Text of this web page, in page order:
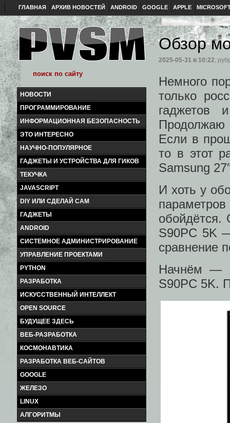
ГЛАВНАЯ АРХИВ НОВОСТЕЙ ANDROID GOOGLE APPLE
НОВОСТИ
ПРОГРАММИРОВАНИЕ
ИНФОРМАЦИОННАЯ БЕЗОПАСНОСТЬ
ЭТО ИНТЕРЕСНО
НАУЧНО-ПОПУЛЯРНОЕ
ГАДЖЕТЫ И УСТРОЙСТВА ДЛЯ ГИКОВ
ТЕКУЧКА
JAVASCRIPT
DIY ИЛИ СДЕЛАЙ САМ
ГАДЖЕТЫ
ANDROID
СИСТЕМНОЕ АДМИНИСТРИРОВАНИЕ
УПРАВЛЕНИЕ ПРОЕКТАМИ
PYTHON
РАЗРАБОТКА
ИСКУССТВЕННЫЙ ИНТЕЛЛЕКТ
OPEN SOURCE
БУДУЩЕЕ ЗДЕСЬ
ВЕБ-РАЗРАБОТКА
КОСМОНАВТИКА
РАЗРАБОТКА ВЕБ-САЙТОВ
GOOGLE
ЖЕЛЕЗО
LINUX
АЛГОРИТМЫ
Обзор
2025-05-31 в 10:22,
Немного
только
гаджетов
Продолжаю
Если в
то в этот
Samsung
И хоть у
обойдётся.
S90PC 5K
сравнение
Начнём —
S90PC 5K.